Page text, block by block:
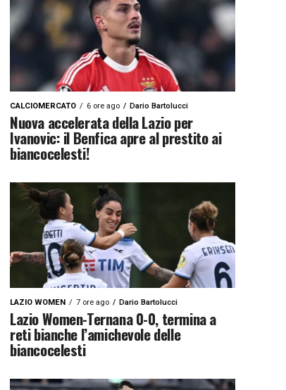
CALCIOMERCATO 6 ore ago Dario Bartolucci
Nuova accelerata della Lazio per
Ivanovic: il Benfica apre al prestito ai
biancocelesti!
LAZIO WOMEN 7 ore ago Dario Bartolucci
Lazio Women-Ternana 0-0, termina a
reti bianche l’amichevole delle
biancocelesti